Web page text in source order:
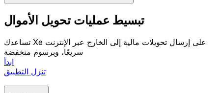
تبسيط عمليات تحويل الأموال
تساعدك Xe على إرسال تحويلات مالية إلى الخارج عبر الإنترنت
سريعًا، وبرسوم منخفضة
ابدأ
تنزل التطبيق